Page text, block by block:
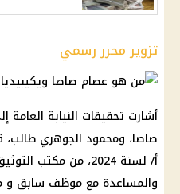
تزوير محرر رسمي
أشارت تحقيقات النيابة
أ/ لسنة 2024، من مكتب
والمساعدة مع موظف سابق و